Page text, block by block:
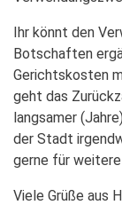
Ihr könnt den
Botschaften
Gerichtskosten
geht das
langsamer
der Stadt
gerne für
Viele Grüße aus